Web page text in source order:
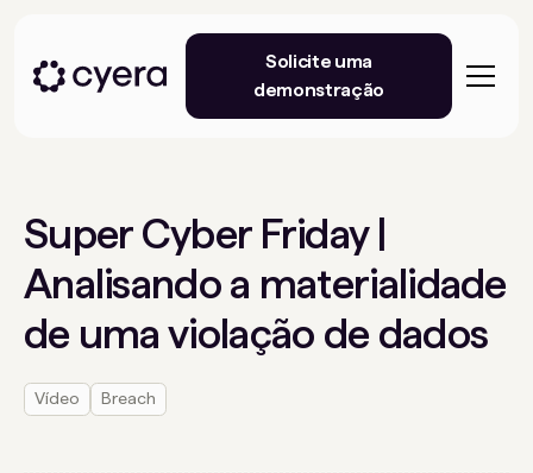
Solicite uma
demonstração
Super Cyber ​​Friday |
Analisando a materialidade
de uma violação de dados
Vídeo Breach